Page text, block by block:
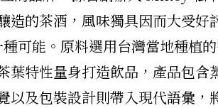
造的茶酒，風味獨具因而大受好
可能。原料選用台灣當地種植
葉特性量身打造飲品，產品包含
以及包裝設計則帶入現代語彙，